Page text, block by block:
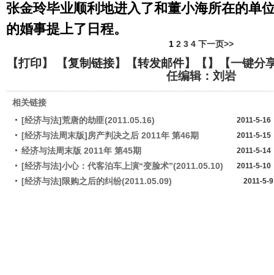
张金玲毕业顺利地进入了和董小海所在的单
的婚事提上了日程。
1 2 3 4 下一页>>
【打印】 【复制链接】【转发邮件】【 】
【一键分
任编辑：刘岩
相关链接
[经济与法]荒唐的劫匪(2011.05.16)
2011-5-16
[经济与法周末版]房产判决之后 2011年 第46期 2011-5-15
经济与法周末版 2011年 第45期 2011-5-14
[经济与法]小心：代客泊车上演“变脸术”(2011.05.10) 2011-5-10
[经济与法]限购之后的纠纷(2011.05.09) 2011-5-9